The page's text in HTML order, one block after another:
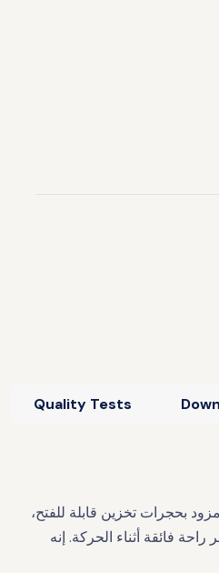
Quality Tests
بحجرات تخزين قابلة للفتح،
فائقة أثناء الحركة. إنه